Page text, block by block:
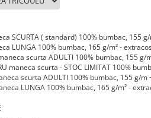
SCURTA ( standard) 100% bumbac, 155 g/
LUNGA 100% bumbac, 165 g/m² -
scurta ADULTI 100% bumbac, 155 g/
maneca scurta - STOC LIMITAT 100%
scurta ADULTI 100% bumbac, 155 g/m
LUNGA 100% bumbac, 165 g/m² -